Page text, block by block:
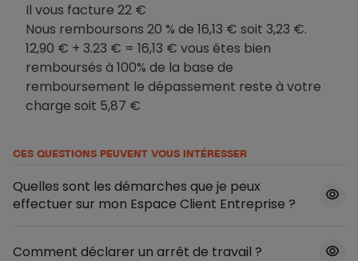
Il vous facture 22 €
Nous remboursons 20 % de 16,13 € soit 3,23 €.
12,90 € + 3.23 € = 16,13 € vous êtes bien
remboursés à 100% de la base de
remboursement le dépassement reste à votre
charge soit 5,87 €
CES QUESTIONS PEUVENT VOUS INTÉRESSER
Quelles sont les démarches que je peux
effectuer sur mon Espace Client Entreprise ?
Comment déclarer un arrêt de travail ?